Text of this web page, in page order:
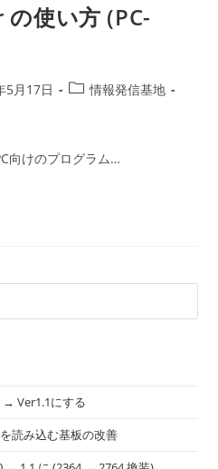
使い方 (PC-
5月17日
情報発信基地
向けのプログラム…
→ Ver1.1にする
読み込む基板の改善